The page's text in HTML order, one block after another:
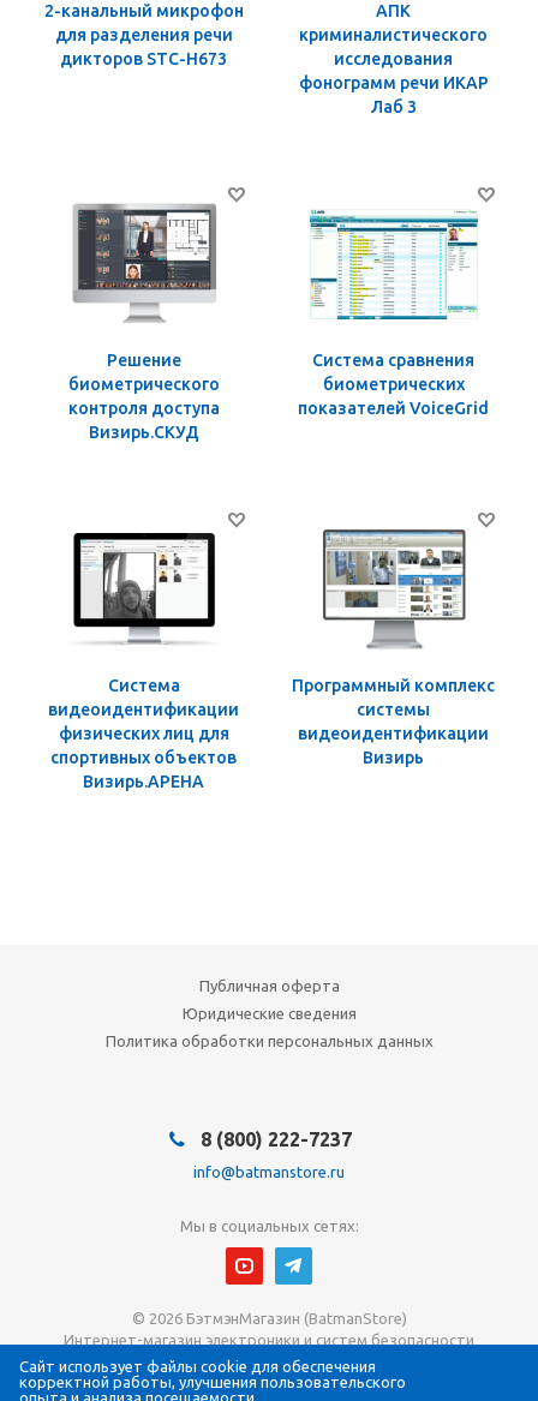
2-канальный микрофон
для разделения речи
дикторов STC-H673
АПК
криминалистического
исследования
фонограмм речи ИКАР
Лаб 3
Решение
биометрического
контроля доступа
Визирь.СКУД
Система сравнения
биометрических
показателей VoiceGrid
Система
видеоидентификации
физических лиц для
спортивных объектов
Визирь.АРЕНА
Программный комплекс
системы
видеоидентификации
Визирь
Публичная оферта
Юридические сведения
Политика обработки персональных данных
8 (800) 222-7237
info@batmanstore.ru
Мы в социальных сетях:
© 2026 БэтмэнМагазин (BatmanStore)
Интернет-магазин электроники и систем безопасности
Все права защищены
ИП Густова Джесика Ренартовна
Сайт использует файлы cookie для обеспечения
корректной работы, улучшения пользовательского
опыта и анализа посещаемости.